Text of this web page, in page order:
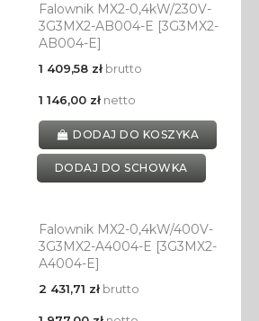
Falownik MX2-0,4kW/230V-
3G3MX2-AB004-E [3G3MX2-
AB004-E]
1 409,58 złbrutto
1 146,00 złnetto
DODAJ DO KOSZYKA
DODAJ DO SCHOWKA
Falownik MX2-0,4kW/400V-
3G3MX2-A4004-E [3G3MX2-
A4004-E]
2 431,71 złbrutto